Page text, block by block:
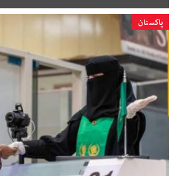
پاکستان